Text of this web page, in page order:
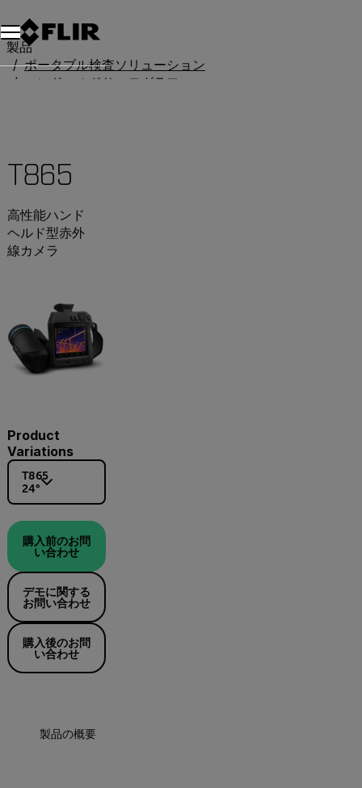
製品
ポータブル検査ソリューション
ハンドヘルドサーモグラフィカメラ
T865
高性能ハンド
ヘルド型赤外
線カメラ
Product
Variations
T865
24°
購入前のお問
い合わせ
デモに関する
お問い合わせ
購入後のお問
い合わせ
製品の概要